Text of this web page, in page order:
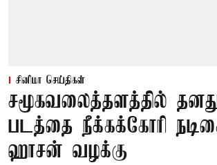
சினிமா செய்திகள்
சமூகவலைத்தளத்தில்
படத்தை நீக்கக்கோரி நடிகை
ஹாசன் வழக்கு